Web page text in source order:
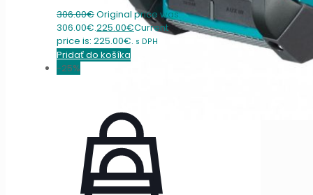
306.00€Original price was:
306.00€.225.00€Current
price is: 225.00€. s DPH
Pridať do košíka
-25%